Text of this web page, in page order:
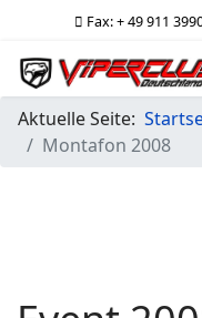
Fax: + 49 911
Aktuelle Seite:
Montafon 2008